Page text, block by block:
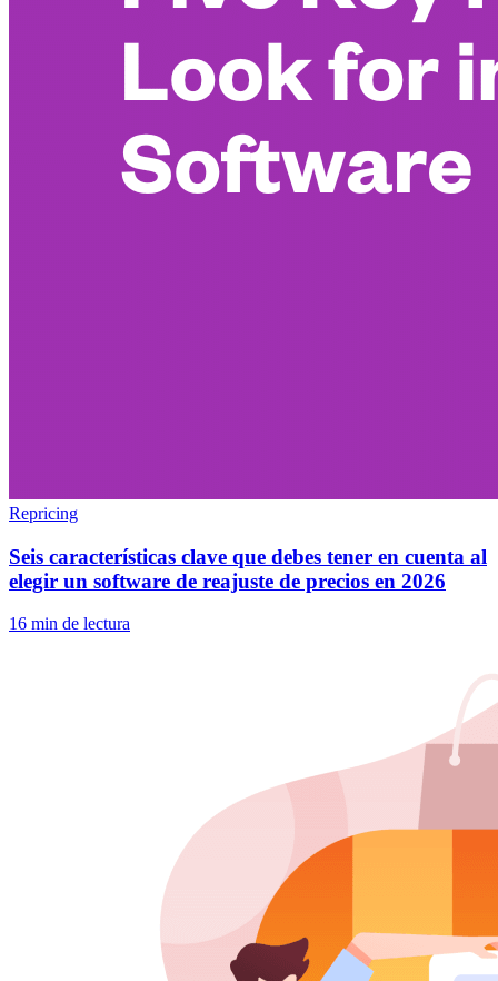
Repricing
Seis características clave que debes tener en cuenta al
elegir un software de reajuste de precios en 2026
16 min de lectura